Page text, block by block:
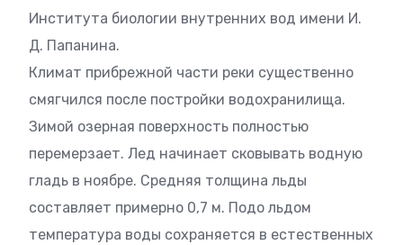
Института биологии внутренних вод имени И.
Д. Папанина.
Климат прибрежной части реки существенно
смягчился после постройки водохранилища.
Зимой озерная поверхность полностью
перемерзает. Лед начинает сковывать водную
гладь в ноябре. Средняя толщина льды
составляет примерно 0,7 м. Подо льдом
температура воды сохраняется в естественных